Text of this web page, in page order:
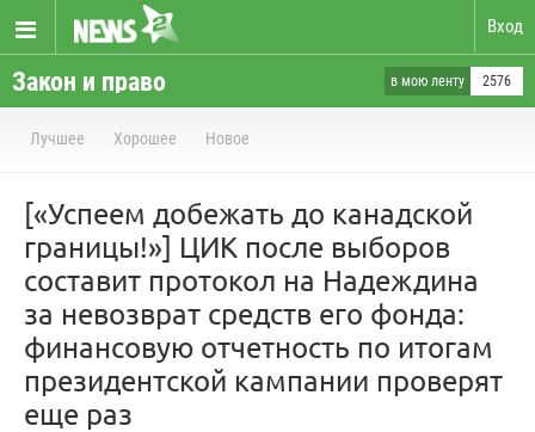
Вход
Закон и право в мою ленту 2576
Лучшее Хорошее Новое
[«Успеем добежать до канадской
границы!»] ЦИК после выборов
составит протокол на Надеждина
за невозврат средств его фонда:
финансовую отчетность по итогам
президентской кампании проверят
еще раз